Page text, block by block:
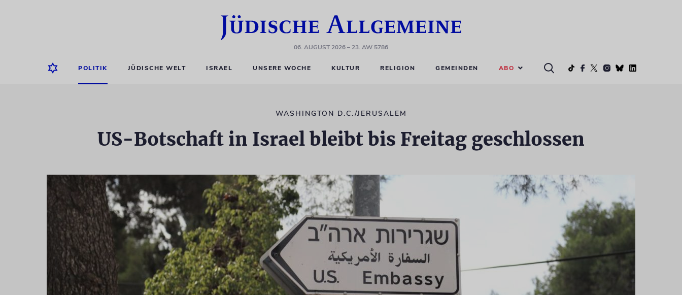
06. AUGUST 2026– 23. AW 5786
POLITIK JÜDISCHE WELT ISRAEL UNSERE WOCHE KULTUR RELIGION GEMEINDEN ABO
WASHINGTON D.C./JERUSALEM
US-Botschaft in Israel bleibt bis Freitag geschlossen